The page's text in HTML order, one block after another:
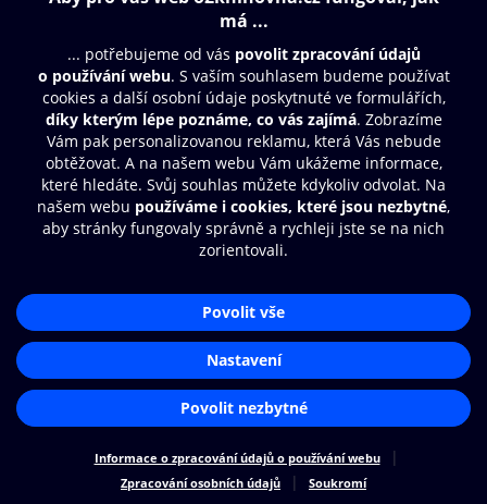
Další zábava
© O2 Czech Republic a.s.
Nákupní řád
Přístupnost
Zásady zpracování osobních údajů
Cookies
Aplikace O2 Knihovna
Čti a poslouchej své e-knihy a
audioknihy rychleji a pohodlněji.